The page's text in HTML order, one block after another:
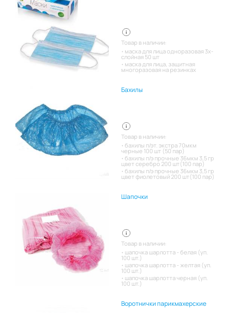
Товар в наличии:
маска для лица одноразовая 3х-
слойная 50 шт
маска для лица, защитная
многоразовая на резинках
Бахилы
Товар в наличии:
бахилы п/эт. экстра 70мкм
черные 100 шт (50 пар)
бахилы п/э прочные 36мкм 3,5 гр
цвет серебро 200 шт(100 пар)
бахилы п/э прочные 36мкм 3,5 гр
цвет фиолетовый 200 шт(100 пар)
Шапочки
Товар в наличии:
шапочка шарлотта - белая (уп.
100 шт.)
шапочка шарлотта - желтая (уп.
100 шт.)
шапочка шарлотта черная (уп.
100 шт.)
Воротнички парикмахерские